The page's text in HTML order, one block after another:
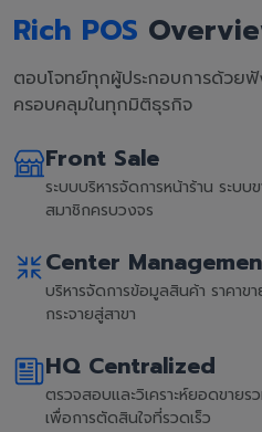
Rich POS
ตอบโจทย์ทุกผู้ประกอบการด้วย
ครอบคลุมในทุกมิติธุรกิจ
Front Sale
ระบบบริหารจัดการหน้าร้าน ระบ
สมาชิกครบวงจร
Center
บริหารจัดการข้อมูลสินค้า ราคาข
กระจายสู่สาขา
HQ Centralized
ตรวจสอบและวิเคราะห์ยอดขาย
เพื่อการตัดสินใจที่รวดเร็ว